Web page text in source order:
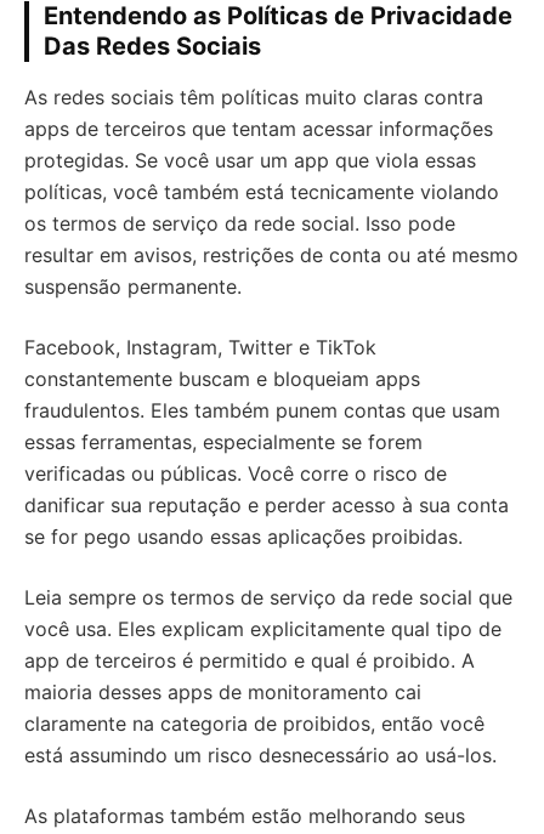
Entendendo as Políticas de Privacidade
Das Redes Sociais
As redes sociais têm políticas muito claras contra
apps de terceiros que tentam acessar informações
protegidas. Se você usar um app que viola essas
políticas, você também está tecnicamente violando
os termos de serviço da rede social. Isso pode
resultar em avisos, restrições de conta ou até mesmo
suspensão permanente.
Facebook, Instagram, Twitter e TikTok
constantemente buscam e bloqueiam apps
fraudulentos. Eles também punem contas que usam
essas ferramentas, especialmente se forem
verificadas ou públicas. Você corre o risco de
danificar sua reputação e perder acesso à sua conta
se for pego usando essas aplicações proibidas.
Leia sempre os termos de serviço da rede social que
você usa. Eles explicam explicitamente qual tipo de
app de terceiros é permitido e qual é proibido. A
maioria desses apps de monitoramento cai
claramente na categoria de proibidos, então você
está assumindo um risco desnecessário ao usá-los.
As plataformas também estão melhorando seus